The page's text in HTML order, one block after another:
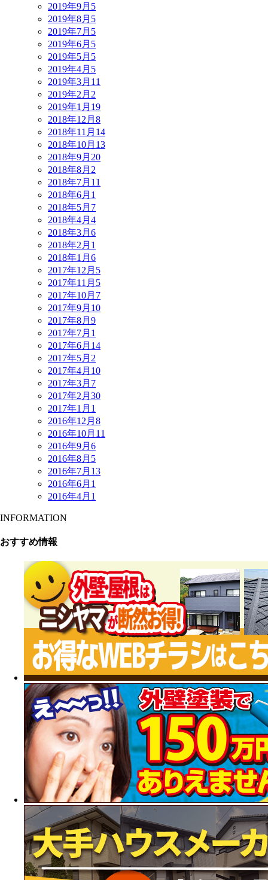
2019年9月 5
2019年8月 5
2019年7月 5
2019年6月 5
2019年5月 5
2019年4月 5
2019年3月 11
2019年2月 2
2019年1月 19
2018年12月 8
2018年11月 14
2018年10月 13
2018年9月 20
2018年8月 2
2018年7月 11
2018年6月 1
2018年5月 7
2018年4月 4
2018年3月 6
2018年2月 1
2018年1月 6
2017年12月 5
2017年11月 5
2017年10月 7
2017年9月 10
2017年8月 9
2017年7月 1
2017年6月 14
2017年5月 2
2017年4月 10
2017年3月 7
2017年2月 30
2017年1月 1
2016年12月 8
2016年10月 11
2016年9月 6
2016年8月 5
2016年7月 13
2016年6月 1
2016年4月 1
INFORMATION
おすすめ情報